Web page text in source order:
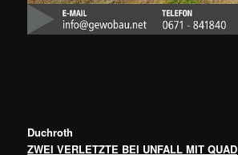
Duchroth
ZWEI VERLETZTE BEI UNFALL MIT QUAD